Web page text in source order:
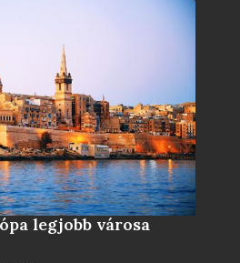
legjobb városa